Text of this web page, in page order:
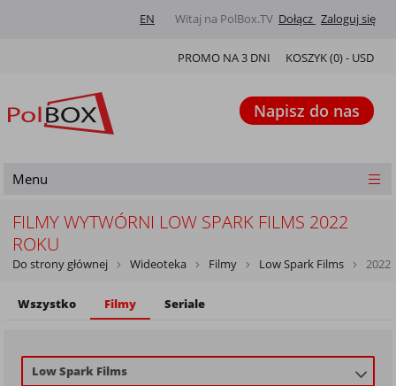
Witaj na PolBox.TV Dołącz Zaloguj się
EN
KOSZYK (0) - USD
PROMO NA 3 DNI
Napisz do nas
Menu
FILMY WYTWÓRNI LOW SPARK FILMS 2022
ROKU
Do strony głównej Wideoteka Filmy Low Spark Films 2022
Wszystko Filmy Seriale
Low Spark Films